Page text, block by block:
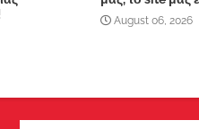
August 06, 2026